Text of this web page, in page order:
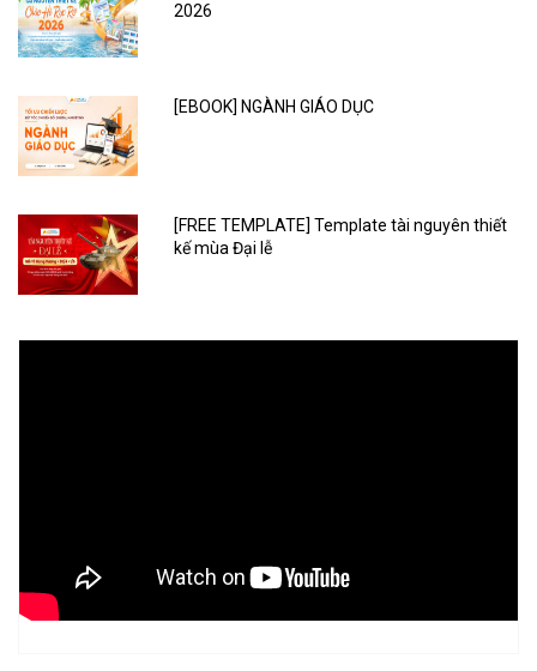
2026
[EBOOK] NGÀNH GIÁO DỤC
[FREE TEMPLATE] Template tài nguyên thiết
kế mùa Đại lễ